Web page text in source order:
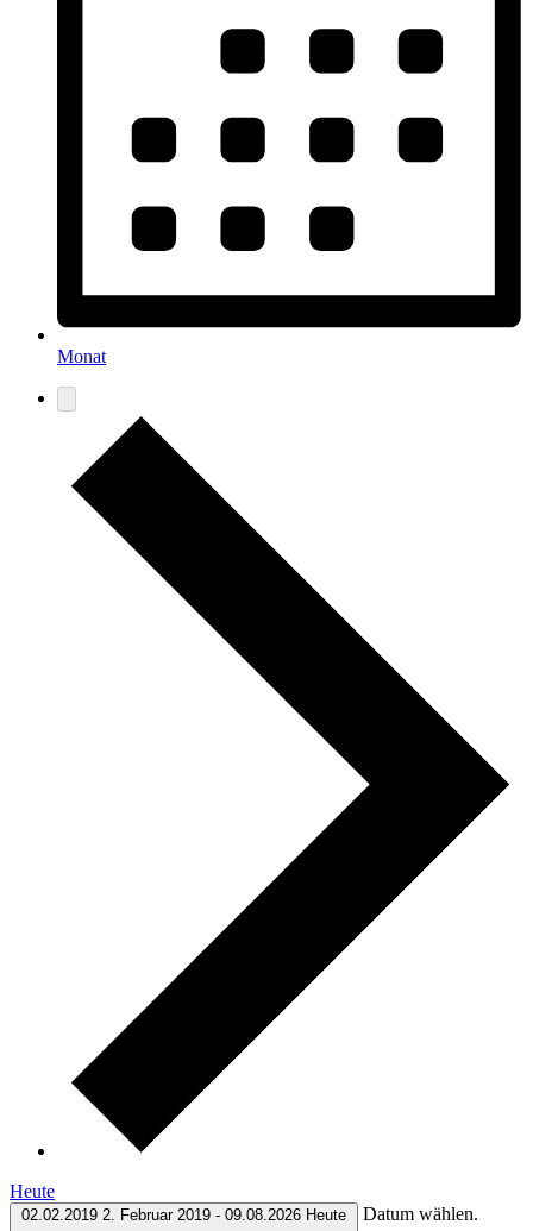
Monat
Heute
02.02.2019 2. Februar 2019 - 09.08.2026 Heute Datum wählen.